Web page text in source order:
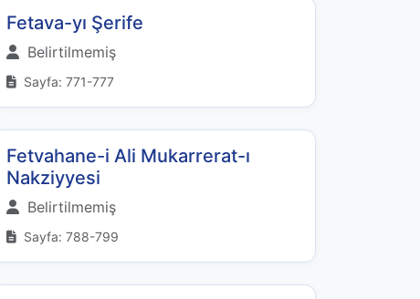
Fetava-yı Şerife
Belirtilmemiş
Sayfa: 771-777
Fetvahane-i Ali Mukarrerat-ı
Nakziyyesi
Belirtilmemiş
Sayfa: 788-799